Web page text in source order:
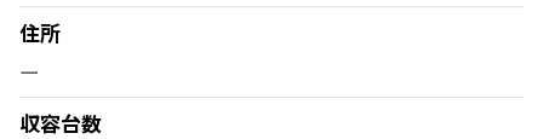
住所
ー
収容台数